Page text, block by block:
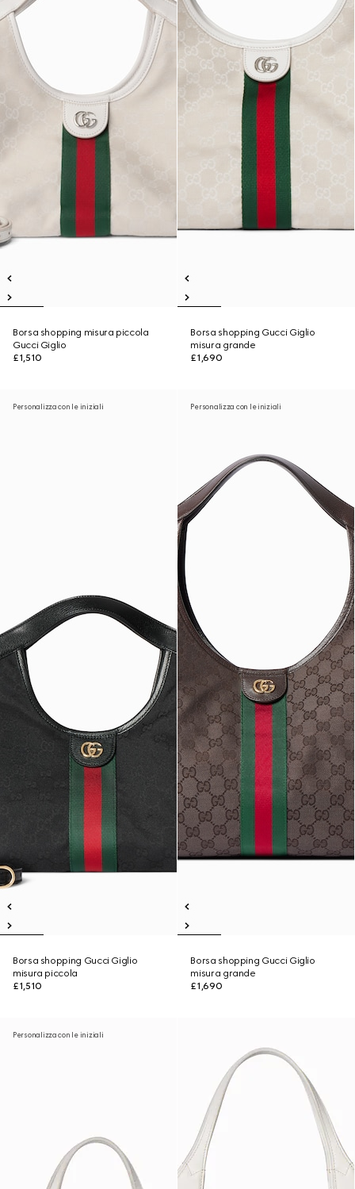
Borsa shopping misura piccola
Gucci Giglio
£1,510
Borsa shopping Gucci Giglio
misura grande
£1,690
Personalizza con le iniziali
Borsa shopping Gucci Giglio
misura piccola
£1,510
Personalizza con le iniziali
Borsa shopping Gucci Giglio
misura grande
£1,690
Personalizza con le iniziali